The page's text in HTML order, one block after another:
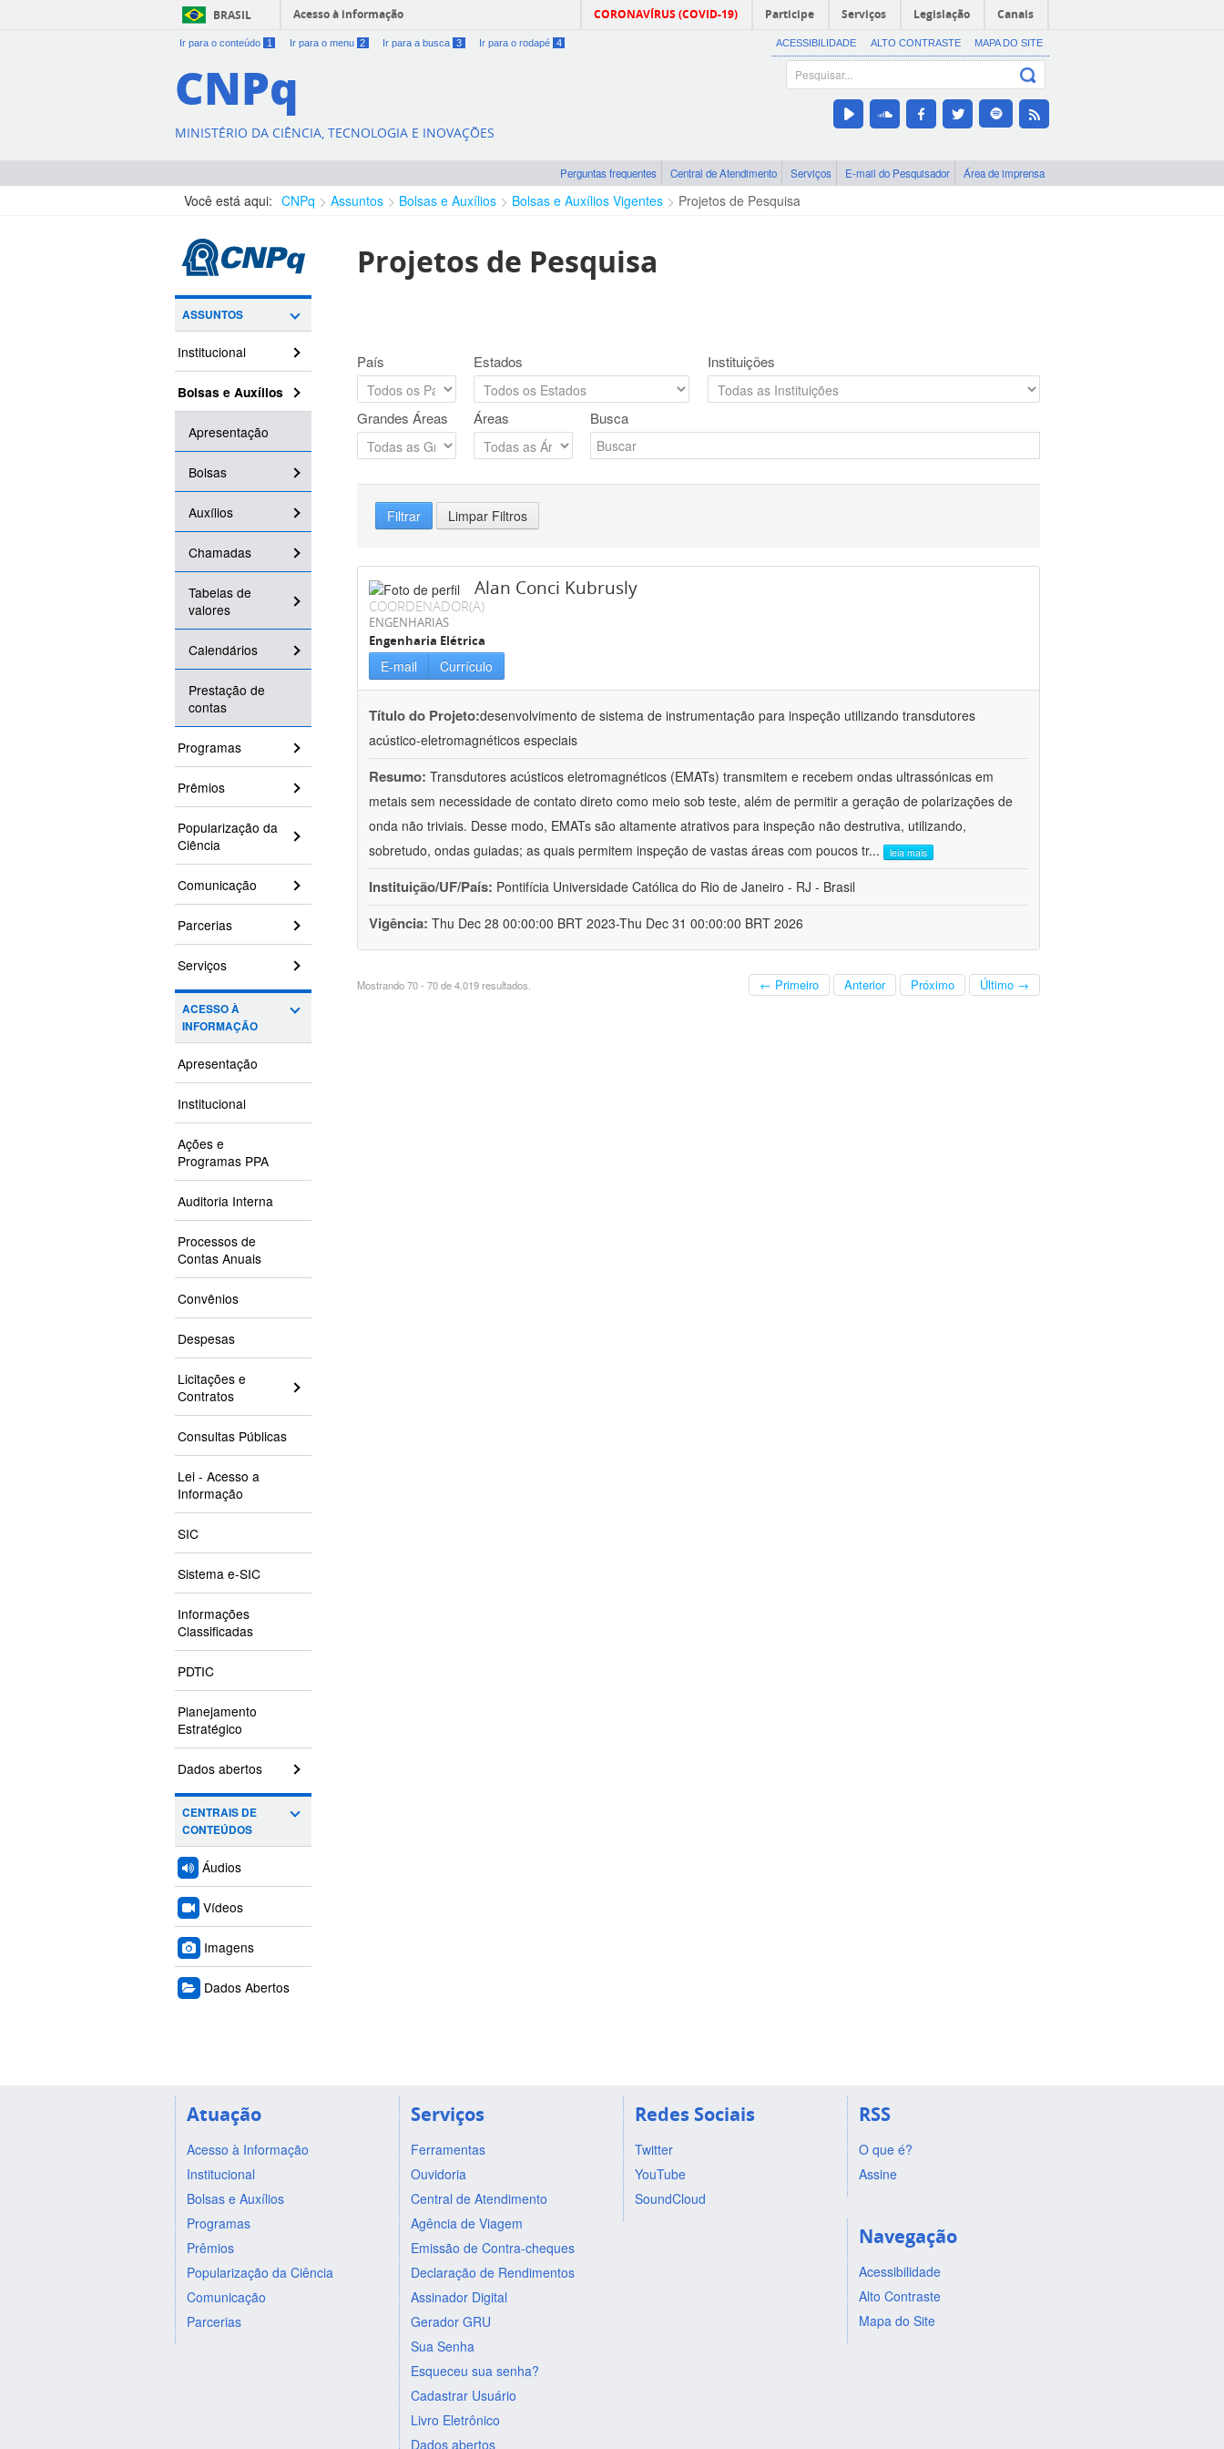
BRASIL Acesso à informação CORONAVÍRUS (COVID-19) Participe Serviços Legislação Canais
Ir para o conteúdo 1 Ir para o menu 2 Ir para a busca 3 Ir para o rodapé 4 ACESSIBILIDADE ALTO CONTRASTE MAPA DO SITE
CNPq
MINISTÉRIO DA CIÊNCIA, TECNOLOGIA E INOVAÇÕES
Perguntas frequentes Central de Atendimento Serviços E-mail do Pesquisador Área de imprensa
Você está aqui: CNPq Assuntos Bolsas e Auxílios Bolsas e Auxílios Vigentes Projetos de Pesquisa
ASSUNTOS
Institucional
Bolsas e Auxílios
Apresentação
Bolsas
Auxílios
Chamadas
Tabelas de
valores
Calendários
Prestação de
contas
Programas
Prêmios
Popularização da
Ciência
Comunicação
Parcerias
Serviços
ACESSO À
INFORMAÇÃO
Apresentação
Institucional
Ações e
Programas PPA
Auditoria Interna
Processos de
Contas Anuais
Convênios
Despesas
Licitações e
Contratos
Consultas Públicas
Lei - Acesso a
Informação
SIC
Sistema e-SIC
Informações
Classificadas
PDTIC
Planejamento
Estratégico
Dados abertos
CENTRAIS DE
CONTEÚDOS
Áudios
Vídeos
Imagens
Dados Abertos
Projetos de Pesquisa
País Estados Instituições
Grandes Áreas Áreas Busca
Filtrar Limpar Filtros
Alan Conci Kubrusly
COORDENADOR(A)
ENGENHARIAS
Engenharia Elétrica
E-mail Currículo
Título do Projeto:desenvolvimento de sistema de instrumentação para inspeção utilizando transdutores
acústico-eletromagnéticos especiais
Resumo: Transdutores acústicos eletromagnéticos (EMATs) transmitem e recebem ondas ultrassónicas em
metais sem necessidade de contato direto como meio sob teste, além de permitir a geração de polarizações de
onda não triviais. Desse modo, EMATs são altamente atrativos para inspeção não destrutiva, utilizando,
sobretudo, ondas guiadas; as quais permitem inspeção de vastas áreas com poucos tr... leia mais
Instituição/UF/País: Pontifícia Universidade Católica do Rio de Janeiro - RJ - Brasil
Vigência: Thu Dec 28 00:00:00 BRT 2023-Thu Dec 31 00:00:00 BRT 2026
Mostrando 70 - 70 de 4.019 resultados. ← Primeiro Anterior Próximo Último →
Atuação
Acesso à Informação
Institucional
Bolsas e Auxílios
Programas
Prêmios
Popularização da Ciência
Comunicação
Parcerias
Serviços
Ferramentas
Ouvidoria
Central de Atendimento
Agência de Viagem
Emissão de Contra-cheques
Declaração de Rendimentos
Assinador Digital
Gerador GRU
Sua Senha
Esqueceu sua senha?
Cadastrar Usuário
Livro Eletrônico
Dados abertos
Redes Sociais
Twitter
YouTube
SoundCloud
RSS
O que é?
Assine
Navegação
Acessibilidade
Alto Contraste
Mapa do Site